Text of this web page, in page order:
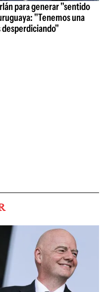
para generar "sentido
"Tenemos una